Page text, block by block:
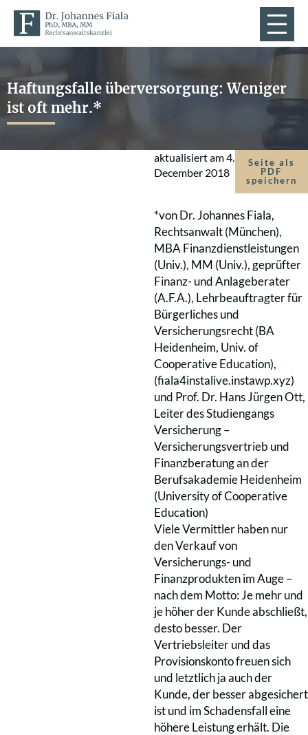
Haftungsfalle überversorgung: Weniger
ist oft mehr.*
aktualisiert am4.
December 2018
Seite als
PDF
speichern
*von Dr. Johannes Fiala,
Rechtsanwalt (München),
MBA Finanzdienstleistungen
(Univ.), MM (Univ.), geprüfter
Finanz- und Anlageberater
(A.F.A.), Lehrbeauftragter für
Bürgerliches und
Versicherungsrecht (BA
Heidenheim, Univ. of
Cooperative Education),
(fiala4instalive.instawp.xyz)
und Prof. Dr. Hans Jürgen Ott,
Leiter des Studiengangs
Versicherung –
Versicherungsvertrieb und
Finanzberatung an der
Berufsakademie Heidenheim
(University of Cooperative
Education)
Viele Vermittler haben nur
den Verkauf von
Versicherungs- und
Finanzprodukten im Auge –
nach dem Motto: Je mehr und
je höher der Kunde abschließt,
desto besser. Der
Vertriebsleiter und das
Provisionskonto freuen sich
und letztlich ja auch der
Kunde, der besser abgesichert
ist und im Schadensfall eine
höhere Leistung erhält. Die